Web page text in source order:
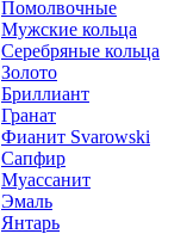
Помолвочные
Мужские кольца
Серебряные кольца
Золото
Бриллиант
Гранат
Фианит Svarowski
Сапфир
Муассанит
Эмаль
Янтарь